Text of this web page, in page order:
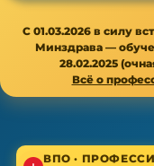
С 01.03.2026 в силу
Минздрава —
28.02.2025
Всё о
ВПО ·